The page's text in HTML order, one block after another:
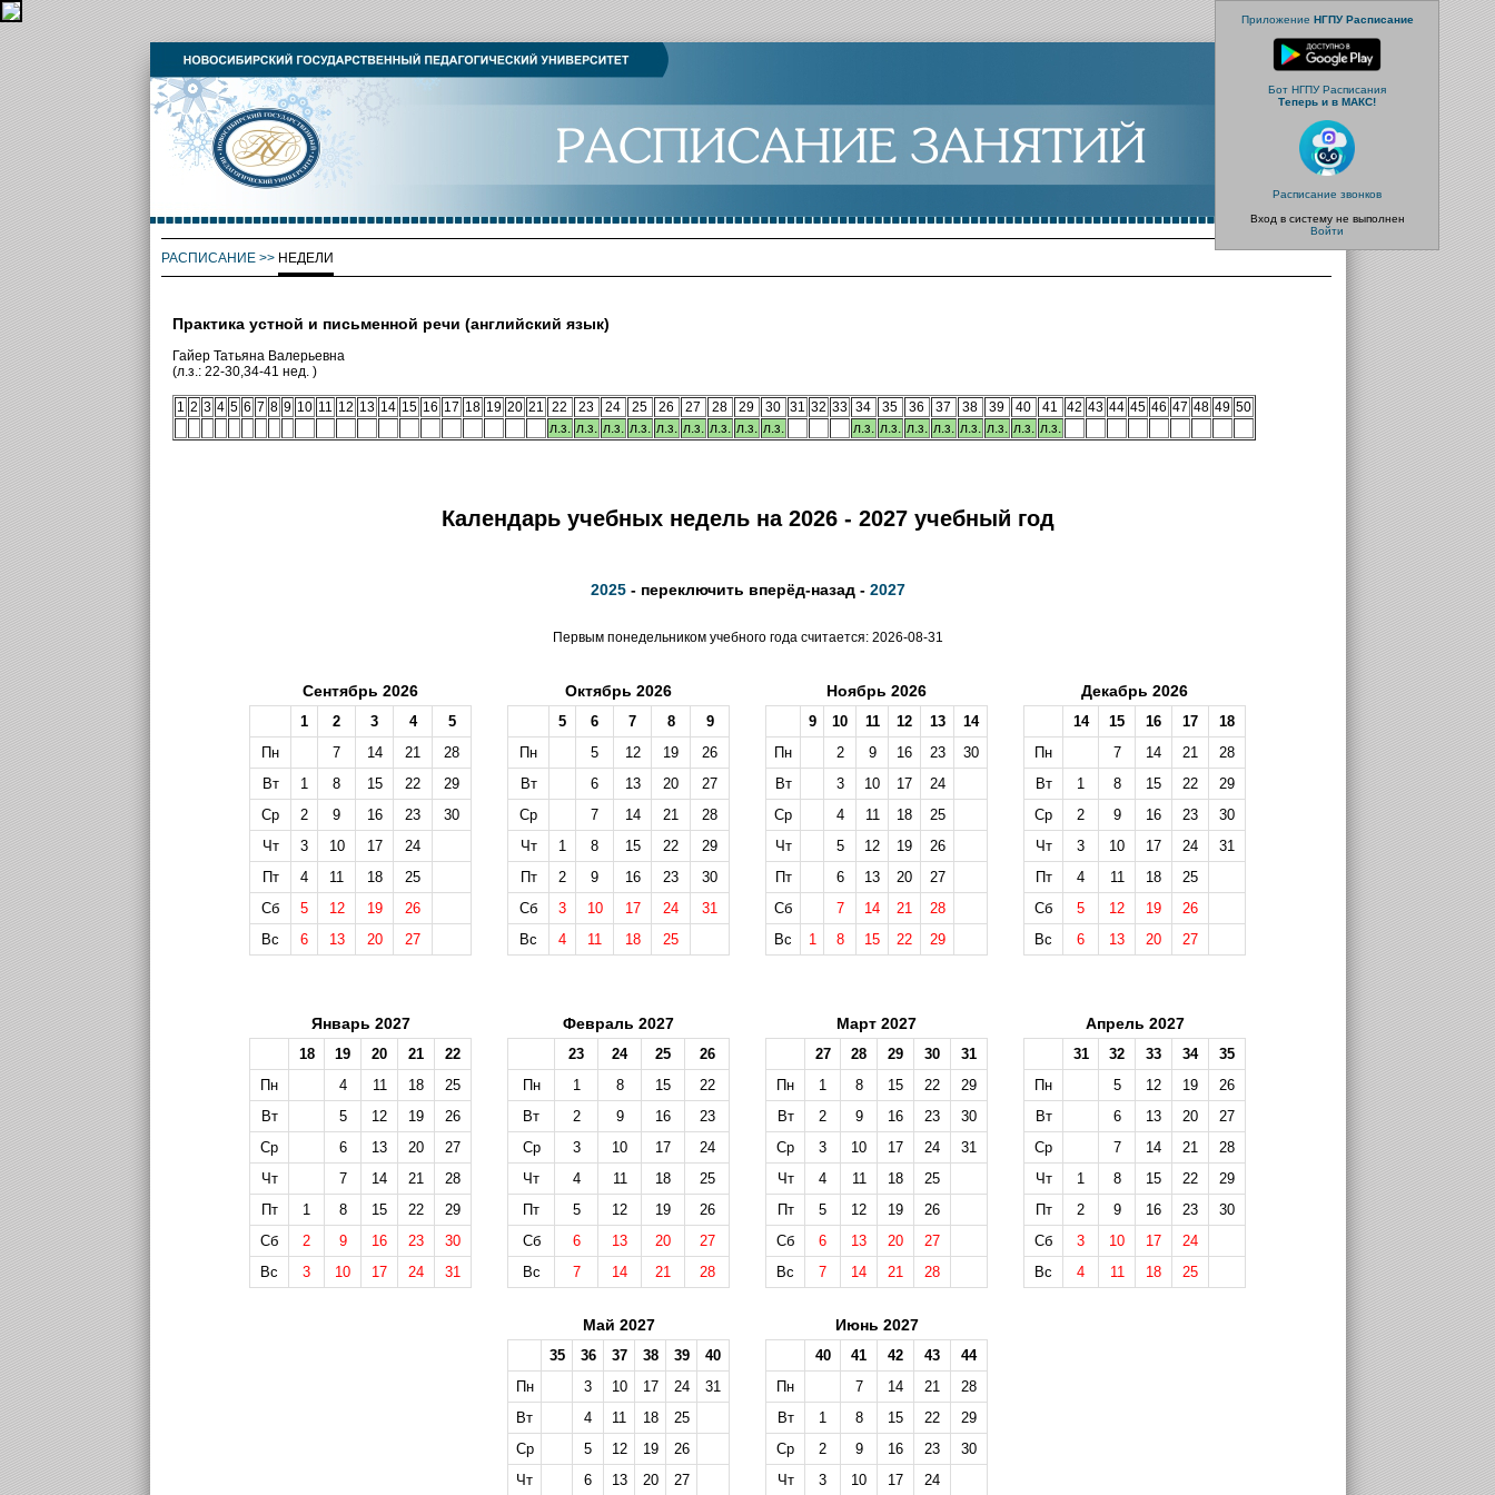
Приложение НГПУ Расписание
Бот НГПУ Расписания
Теперь и в МАКС!
Расписание звонков
Вход в систему не выполнен
Войти
РАСПИСАНИЕ>> НЕДЕЛИ
Практика устной и письменной речи (английский язык)
Гайер Татьяна Валерьевна
(л.з.: 22-30,34-41 нед. )
1 2 3 4 5 6 7 8 9 10 11 12 13 14 15 16 17 18 19 20 21 22 23 24 25 26 27 28 29 30 31 32 33 34 35 36 37 38 39 40 41 42 43 44 45 46 47 48 49 50
л.з. л.з. л.з. л.з. л.з. л.з. л.з. л.з. л.з. л.з. л.з. л.з. л.з. л.з. л.з. л.з. л.з.
Календарь учебных недель на 2026 - 2027 учебный год
2025- переключить вперёд-назад - 2027
Первым понедельником учебного года считается: 2026-08-31
Сентябрь 2026
1 2 3 4
5
Пн
7 14 21
28
Вт
1 8 15 22
29
Ср
2 9 16 23
30
Чт
3 10 17
24
Пт
4 11 18
25
Сб
5 12 19
26
Вс
6 13 20 27
Октябрь 2026
5 6 7 8
9
Пн
5 12 19
26
Вт
6 13 20
27
Ср
7 14 21
28
Чт
1 8 15 22
29
Пт
2 9 16 23
30
Сб
3 10 17 24
31
Вс
4 11 18 25
Ноябрь 2026
9 10 11 12 13
14
Пн
2 9 16 23
30
Вт
3 10 17
24
Ср
4 11 18
25
Чт
5 12 19
26
Пт
6 13 20
27
Сб
7 14 21
28
Вс
1 8 15 22 29
Декабрь 2026
14 15 16 17
18
Пн
7 14 21
28
Вт
1 8 15 22
29
Ср
2 9 16 23
30
Чт
3 10 17 24
31
Пт
4 11 18
25
Сб
5 12 19
26
Вс
6 13 20 27
Январь 2027
18 19 20 21
22
Пн
4 11 18
25
Вт
5 12 19
26
Ср
6 13 20
27
Чт
7 14 21
28
Пт
1 8 15 22
29
Сб
2 9 16 23
30
Вс
3 10 17 24 31
Февраль 2027
23 24 25
26
Пн
1 8 15
22
Вт
2 9 16
23
Ср
3 10 17
24
Чт
4 11 18
25
Пт
5 12 19
26
Сб
6 13 20
27
Вс
7 14 21 28
Март 2027
27 28 29 30
31
Пн
1 8 15 22
29
Вт
2 9 16 23
30
Ср
3 10 17 24
31
Чт
4 11 18
25
Пт
5 12 19
26
Сб
6 13 20
27
Вс
7 14 21 28
Апрель 2027
31 32 33 34
35
Пн
5 12 19
26
Вт
6 13 20
27
Ср
7 14 21
28
Чт
1 8 15 22
29
Пт
2 9 16 23
30
Сб
3 10 17
24
Вс
4 11 18 25
Май 2027
35 36 37 38 39
40
Пн
3 10 17 24
31
Вт
4 11 18
25
Ср
5 12 19
26
Чт
6 13 20 27
Июнь 2027
40 41 42 43
44
Пн
7 14 21
28
Вт
1 8 15 22
29
Ср
2 9 16 23
30
Чт
3 10 17 24